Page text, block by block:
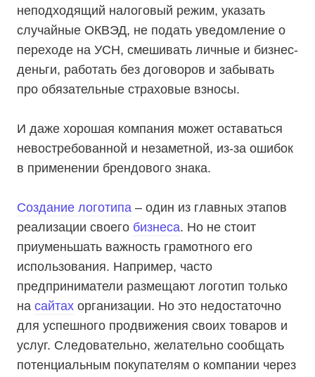
неподходящий налоговый режим, указать
случайные ОКВЭД, не подать уведомление о
переходе на УСН, смешивать личные и бизнес-
деньги, работать без договоров и забывать
про обязательные страховые взносы.
И даже хорошая компания может оставаться
невостребованной и незаметной, из-за ошибок
в применении брендового знака.
Создание логотипа – один из главных этапов
реализации своего бизнеса. Но не стоит
приуменьшать важность грамотного его
использования. Например, часто
предприниматели размещают логотип только
на сайтах организации. Но это недостаточно
для успешного продвижения своих товаров и
услуг. Следовательно, желательно сообщать
потенциальным покупателям о компании через